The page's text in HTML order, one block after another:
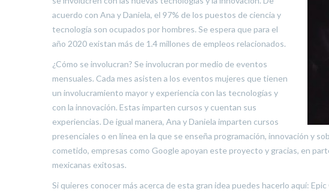
acuerdo con Ana y Daniela, el 97% de los puestos de ciencia y
tecnología son ocupados por hombres. Se espera que para el
año 2020 existan más de 1.4 millones de empleos relacionados.
¿Cómo se involucran? Se involucran por medio de eventos
mensuales. Cada mes asisten a los eventos mujeres que tienen
un involucramiento mayor y experiencia con las tecnologías y
con la innovación. Estas imparten cursos y cuentan sus
experiencias. De igual manera, Ana y Daniela imparten cursos
presenciales o en línea en la que se enseña programación, innovación y
cometido, empresas como Google apoyan este proyecto y gracias, en
mexicanas exitosas.
Si quieres conocer más acerca de esta gran idea puedes hacerlo aquí: